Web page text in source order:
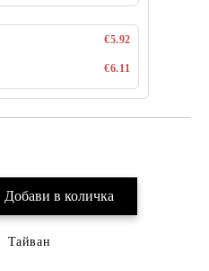
€5.92
€6.11
Тайван